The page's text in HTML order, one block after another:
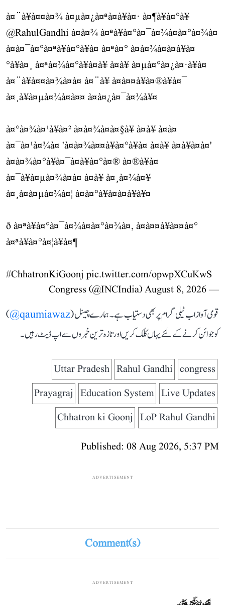
à¤¨à¥à¤¤à¤¾ à¤µà¤¿à¤ªà¤à¥à¤· à¤¶à¥à¤°à¥
@RahulGandhi à¤à¤¾ à¤ªà¥à¤°à¤¯à¤¾à¤à¤°à¤¾à¤
à¤à¤¯à¤°à¤ªà¥à¤°à¥à¤ à¤ªà¤° à¤à¤¾à¤à¤à¥à¤
°à¥à¤¸ à¤ªà¤¾à¤°à¥à¤à¥ à¤à¥ à¤µà¤°à¤¿à¤·à¥à¤
à¤¨à¥à¤¤à¤¾à¤à¤ à¤¨à¥ à¤à¤¤à¥à¤®à¥à¤¯
à¤¸à¥à¤µà¤¾à¤à¤¤ à¤à¤¿à¤¯à¤¾à¥¤
à¤°à¤¾à¤¹à¥à¤² à¤à¤¾à¤à¤§à¥ à¤à¥ à¤à¤
à¤¯à¤¹à¤¾à¤ 'à¤à¤¾à¤¤à¥à¤°à¥à¤ à¤à¥ à¤à¥à¤à¤'
à¤à¤¾à¤°à¥à¤¯à¤à¥à¤°à¤® à¤®à¥à¤
à¤¯à¥à¤µà¤¾à¤à¤ à¤à¥ à¤¸à¤¾à¤¥
à¤¸à¤à¤µà¤¾à¤¦ à¤à¤°à¥à¤à¤à¥à¥¤
ð à¤ªà¥à¤°à¤¯à¤¾à¤à¤°à¤¾à¤, à¤à¤¤à¥à¤¤à¤°
à¤ªà¥à¤°à¤¦à¥à¤¶
#ChhatronKiGoonj pic.twitter.com/opwpXCuKwS
— Congress (@INCIndia)
August 8, 2026
قومی آواز اب ٹیلی گرام پر بھی دستیاب ہے۔ ہمارے چینل (qaumiawaz@
)
کو جوائن کرنے کے لئے یہاں کلک کریں اور تازہ ترین خبروں سے اپ ڈیٹ رہیں۔
congress
Rahul Gandhi
Uttar Pradesh
Live Updates
Education System
Prayagraj
LoP Rahul Gandhi
Chhatron ki Goonj
Published: 08 Aug 2026, 5:37 PM
ADVERTISEMENT
Comment(s)
ADVERTISEMENT